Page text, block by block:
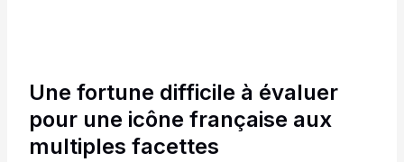
Une fortune difficile à évaluer
pour une icône française aux
multiples facettes